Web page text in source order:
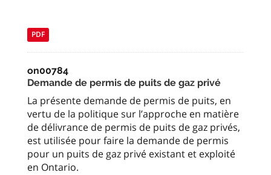
PDF
on00784
Demande de permis de puits de gaz privé
La présente demande de permis de puits, en
vertu de la politique sur l’approche en matière
de délivrance de permis de puits de gaz privés,
est utilisée pour faire la demande de permis
pour un puits de gaz privé existant et exploité
en Ontario.